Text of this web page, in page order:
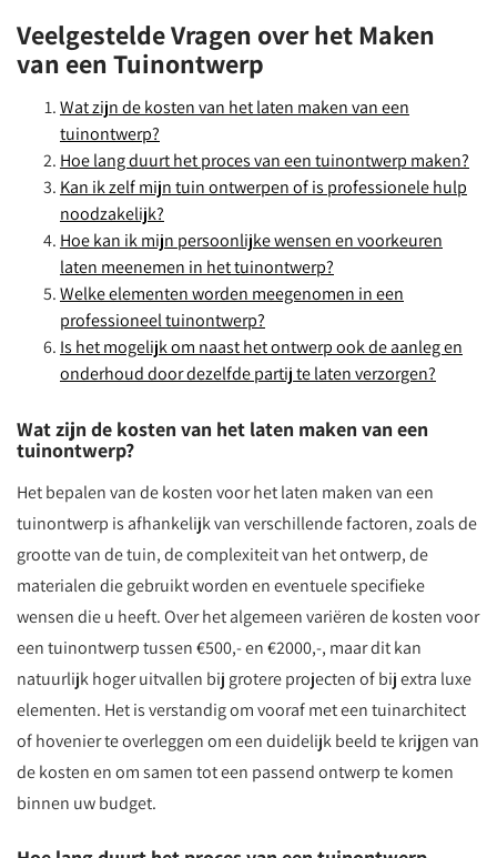
Veelgestelde Vragen over het Maken
van een Tuinontwerp
Wat zijn de kosten van het laten maken van een
tuinontwerp?
Hoe lang duurt het proces van een tuinontwerp maken?
Kan ik zelf mijn tuin ontwerpen of is professionele hulp
noodzakelijk?
Hoe kan ik mijn persoonlijke wensen en voorkeuren
laten meenemen in het tuinontwerp?
Welke elementen worden meegenomen in een
professioneel tuinontwerp?
Is het mogelijk om naast het ontwerp ook de aanleg en
onderhoud door dezelfde partij te laten verzorgen?
Wat zijn de kosten van het laten maken van een
tuinontwerp?
Het bepalen van de kosten voor het laten maken van een
tuinontwerp is afhankelijk van verschillende factoren, zoals de
grootte van de tuin, de complexiteit van het ontwerp, de
materialen die gebruikt worden en eventuele specifieke
wensen die u heeft. Over het algemeen variëren de kosten voor
een tuinontwerp tussen €500,- en €2000,-, maar dit kan
natuurlijk hoger uitvallen bij grotere projecten of bij extra luxe
elementen. Het is verstandig om vooraf met een tuinarchitect
of hovenier te overleggen om een duidelijk beeld te krijgen van
de kosten en om samen tot een passend ontwerp te komen
binnen uw budget.